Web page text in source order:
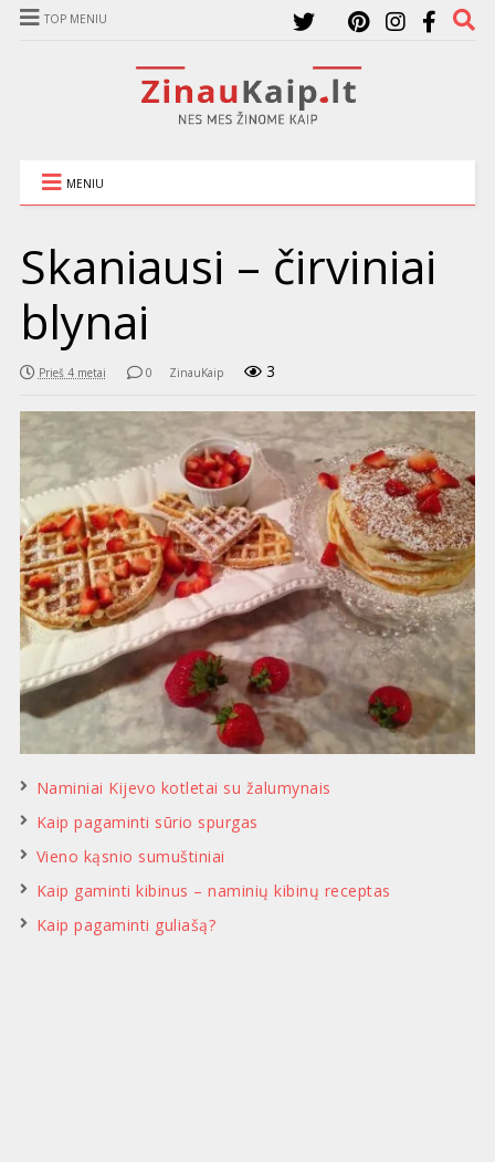
TOP MENIU
MENIU
Skaniausi – čirviniai
blynai
Prieš 4 metai 0 ZinauKaip 3
Naminiai Kijevo kotletai su žalumynais
Kaip pagaminti sūrio spurgas
Vieno kąsnio sumuštiniai
Kaip gaminti kibinus – naminių kibinų receptas
Kaip pagaminti guliašą?